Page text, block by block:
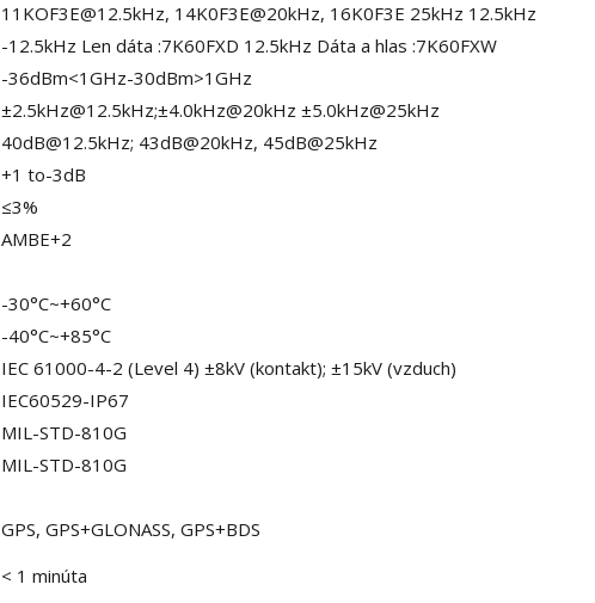
11KOF3E@12.5kHz, 14K0F3E@20kHz, 16K0F3E 25kHz 12.5kHz
-12.5kHz Len dáta :7K60FXD 12.5kHz Dáta a hlas :7K60FXW
-36dBm<1GHz-30dBm>1GHz
±2.5kHz@12.5kHz;±4.0kHz@20kHz ±5.0kHz@25kHz
40dB@12.5kHz; 43dB@20kHz, 45dB@25kHz
+1 to-3dB
≤3%
AMBE+2
-30°C~+60°C
-40°C~+85°C
IEC 61000-4-2 (Level 4) ±8kV (kontakt); ±15kV (vzduch)
IEC60529-IP67
MIL-STD-810G
MIL-STD-810G
GPS, GPS+GLONASS, GPS+BDS
< 1 minúta